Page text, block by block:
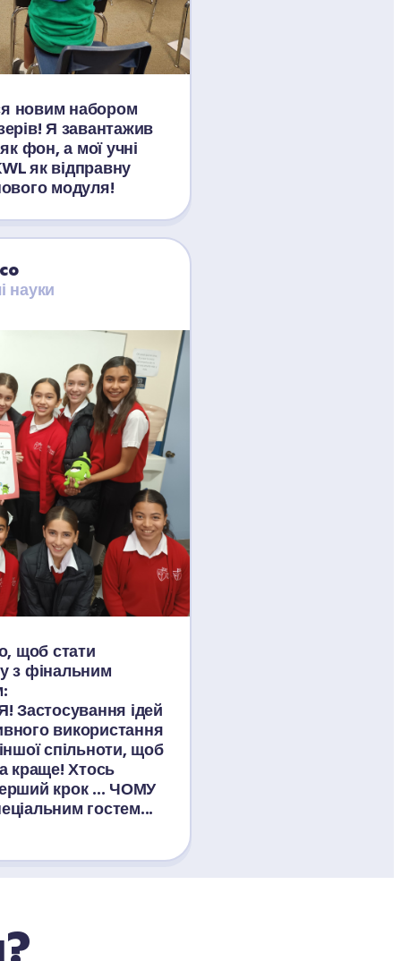
новим набором
Я завантажив
фон, а мої учні
як відправну
модуля!
науки
щоб стати
з фінальним
ідей
використання
спільноти, щоб
краще! Хтось
крок ... ЧОМУ
гостем...